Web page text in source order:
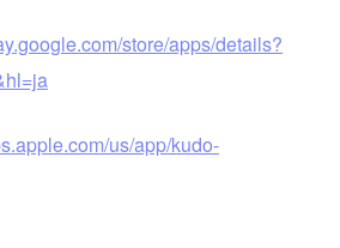
store/apps/details?
us/app/kudo-